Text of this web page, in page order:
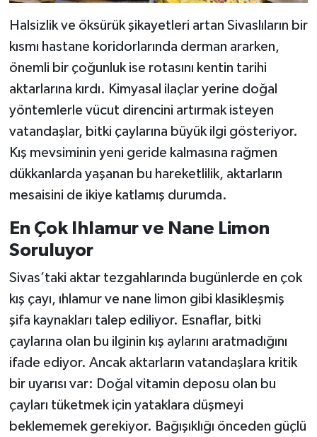
Halsizlik ve öksürük şikayetleri artan Sivaslıların bir
kısmı hastane koridorlarında derman ararken,
önemli bir çoğunluk ise rotasını kentin tarihi
aktarlarına kırdı. Kimyasal ilaçlar yerine doğal
yöntemlerle vücut direncini artırmak isteyen
vatandaşlar, bitki çaylarına büyük ilgi gösteriyor.
Kış mevsiminin yeni geride kalmasına rağmen
dükkanlarda yaşanan bu hareketlilik, aktarların
mesaisini de ikiye katlamış durumda.
En Çok Ihlamur ve Nane Limon
Soruluyor
Sivas’taki aktar tezgahlarında bugünlerde en çok
kış çayı, ıhlamur ve nane limon gibi klasikleşmiş
şifa kaynakları talep ediliyor. Esnaflar, bitki
çaylarına olan bu ilginin kış aylarını aratmadığını
ifade ediyor. Ancak aktarların vatandaşlara kritik
bir uyarısı var: Doğal vitamin deposu olan bu
çayları tüketmek için yataklara düşmeyi
beklememek gerekiyor. Bağışıklığı önceden güçlü